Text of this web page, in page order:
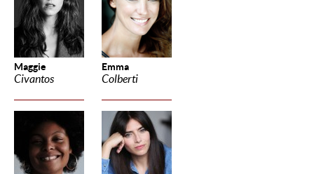
Maggie
Civantos
Emma
Colberti